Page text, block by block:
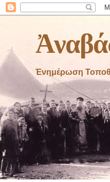
Ἐνημέρωση